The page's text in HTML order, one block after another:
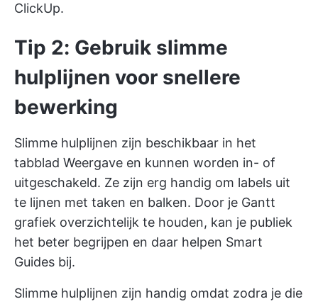
ClickUp.
Tip 2: Gebruik slimme
hulplijnen voor snellere
bewerking
Slimme hulplijnen zijn beschikbaar in het
tabblad Weergave en kunnen worden in- of
uitgeschakeld. Ze zijn erg handig om labels uit
te lijnen met taken en balken. Door je Gantt
grafiek overzichtelijk te houden, kan je publiek
het beter begrijpen en daar helpen Smart
Guides bij.
Slimme hulplijnen zijn handig omdat zodra je die